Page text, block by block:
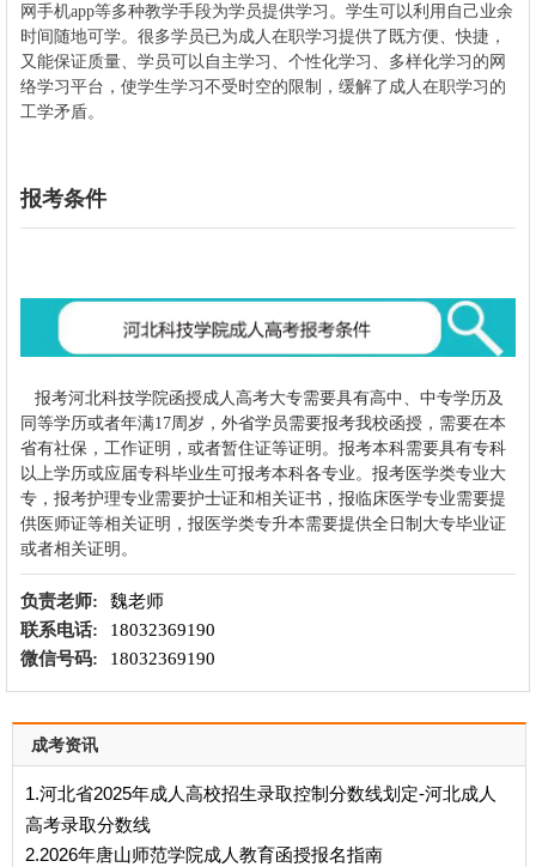
网手机app等多种教学手段为学员提供学习。学生可以利用自己业余
时间随地可学。很多学员已为成人在职学习提供了既方便、快捷，
又能保证质量、学员可以自主学习、个性化学习、多样化学习的网
络学习平台，使学生学习不受时空的限制，缓解了成人在职学习的
工学矛盾。
报考条件
报考河北科技学院函授成人高考大专需要具有高中、中专学历及
同等学历或者年满17周岁，外省学员需要报考我校函授，需要在本
省有社保，工作证明，或者暂住证等证明。报考本科需要具有专科
以上学历或应届专科毕业生可报考本科各专业。报考医学类专业大
专，报考护理专业需要护士证和相关证书，报临床医学专业需要提
供医师证等相关证明，报医学类专升本需要提供全日制大专毕业证
或者相关证明。
负责老师:
魏老师
联系电话:
18032369190
微信号码:
18032369190
成考资讯
1.河北省2025年成人高校招生录取控制分数线划定-河北成人
高考录取分数线
2.2026年唐山师范学院成人教育函授报名指南